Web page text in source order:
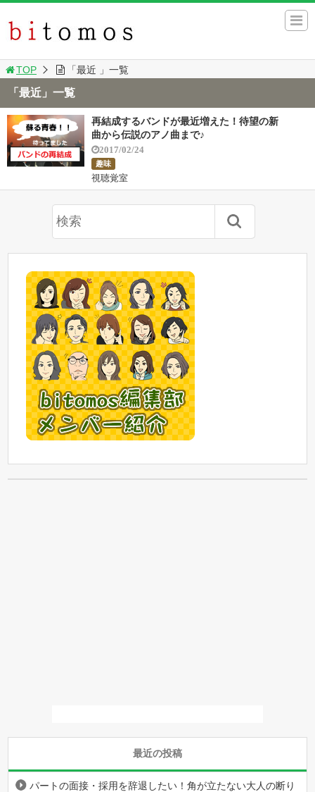
TOP 「最近 」一覧
「最近」一覧
再結成するバンドが最近増えた！待望の新
曲から伝説のアノ曲まで♪
2017/02/24
趣味
視聴覚室
最近の投稿
パートの面接・採用を辞退したい！角が立たない大人の断り